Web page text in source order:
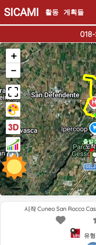
SICAMI 활동 게획들
출발
도
+
−
시작 Cuneo San Rocco
유